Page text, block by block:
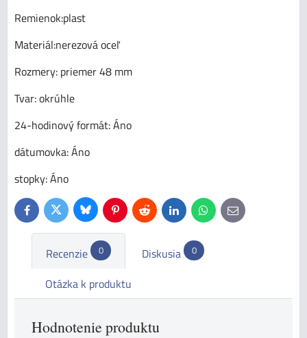
Remienok:plast
Materiál:nerezová oceľ
Rozmery: priemer 48 mm
Tvar: okrúhle
24-hodinový formát: Áno
dátumovka: Áno
stopky: Áno
FacebookTwitterBlueskyPinterestReddit LinkedInWhatsApp
E-
mail
Recenzie 0 Diskusia 0
Otázka k produktu
Hodnotenie produktu